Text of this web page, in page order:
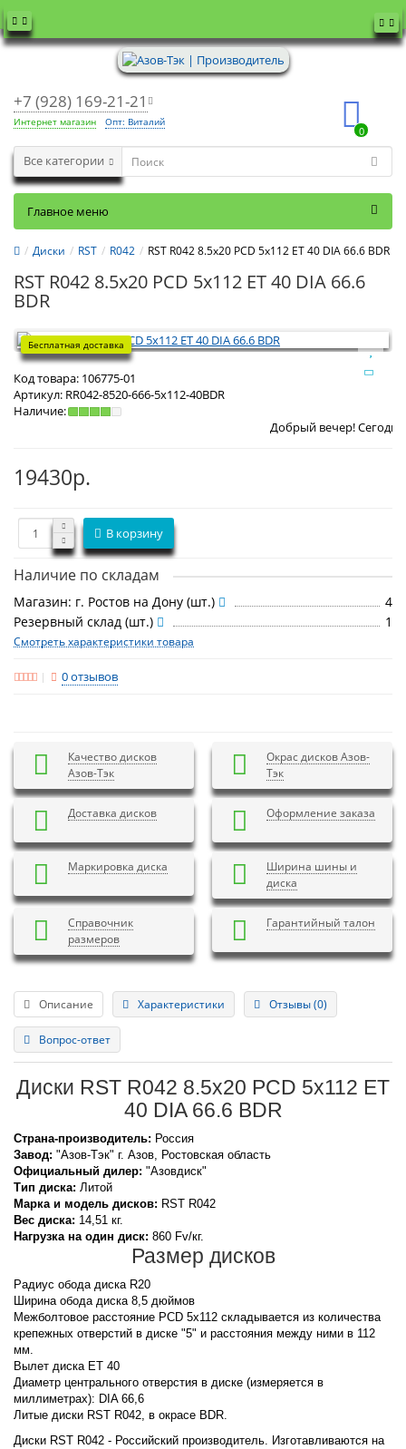
+7 (928) 169-21-21
Интернет магазин Опт: Виталий
0
Все категории
Главное меню
Диски RST R042 RST R042 8.5x20 PCD 5x112 ET 40 DIA 66.6 BDR
RST R042 8.5x20 PCD 5x112 ET 40 DIA 66.6
BDR
Бесплатная доставка
Код товара: 106775-01
Артикул: RR042-8520-666-5x112-40BDR
Наличие:
Добрый вечер! СегодняСуббота 8
19430р.
В корзину
Наличие по складам
Магазин: г. Ростов на Дону (шт.)
4
Резервный склад (шт.)
1
Смотреть характеристики товара
0 отзывов
Качество дисков
Азов-Тэк
Окрас дисков Азов-
Тэк
Доставка дисков Оформление заказа
Маркировка диска
Ширина шины и
диска
Справочник
размеров
Гарантийный талон
Описание Характеристики Отзывы (0)
Вопрос-ответ
Диски RST R042 8.5x20 PCD 5x112 ET
40 DIA 66.6 BDR
Страна-производитель: Россия
Завод: "Азов-Тэк" г. Азов, Ростовская область
Официальный дилер: "Азовдиск"
Тип диска: Литой
Марка и модель дисков: RST R042
Вес диска: 14,51 кг.
Нагрузка на один диск: 860 Fv/кг.
Размер дисков
Радиус обода диска R20
Ширина обода диска 8,5 дюймов
Межболтовое расстояние PCD 5x112 складывается из количества
крепежных отверстий в диске "5" и расстояния между ними в 112
мм.
Вылет диска ET 40
Диаметр центрального отверстия в диске (измеряется в
миллиметрах): DIA 66,6
Литые диски RST R042, в окрасе BDR.
Диски RST R042 - Российский производитель. Изготавливаются на